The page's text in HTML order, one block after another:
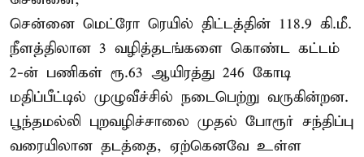
சென்னை மெட்ரோ ரெயில் திட்டத்தின் 118.9 கி.மீ.
நீளத்திலான 3 வழித்தடங்களை கொண்ட கட்டம்
2-ன் பணிகள் ரூ.63 ஆயிரத்து 246 கோடி
மதிப்பீட்டில் முழுவீச்சில் நடைபெற்று வருகின்றன.
பூந்தமல்லி புறவழிச்சாலை முதல் போரூர் சந்திப்பு
வரையிலான தடத்தை, ஏற்கெனவே உள்ள